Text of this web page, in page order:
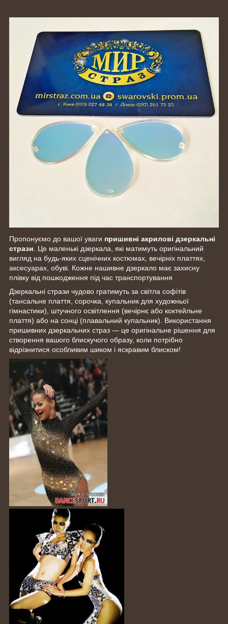
Пропонуємо до вашої уваги пришивні акрилові дзеркальні
стрази . Це маленькі дзеркала, які матимуть оригінальний
вигляд на будь-яких сценічних костюмах, вечірніх платтях,
аксесуарах, обуві. Кожне нашивне дзеркало має захисну
плівку від пошкодження під час транспортування
Дзеркальні стрази чудово гратимуть за світла софітів
(тансальне плаття, сорочка, купальник для художньої
гімнастики), штучного освітлення (вечірнє або коктейльне
плаття) або на сонці (плавальний купальник). Використання
пришивних дзеркальних страз — це оригінальне рішення для
створення вашого блискучого образу, коли потрібно
відрізнитися особливим шиком і яскравим блиском!